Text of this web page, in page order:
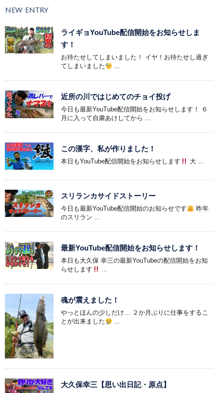
NEW ENTRY
ライギョYouTube配信開始をお知らせしま
す！
お待たせしてしまいました！ イヤ！お待たせし過ぎ
てしまいました
...
近所の川ではじめてのチョイ投げ
今日も最新YouTube配信開始をお知らせします！ ６
月に入って自粛あけしてから ...
この漢字、私が作りました！
本日もYouTube配信開始をお知らせします 大 ...
スリランカサイドストーリー
今日も最新YouTube配信開始のお知らせです
昨年
のスリラン ...
最新YouTube配信開始をお知らせします！
本日も大久保 幸三の最新YouTubeの配信開始をお知
らせします
...
魂が震えました！
やっとほんの少しだけ… ２か月ぶりに仕事をするこ
とが出来ました
...
大久保幸三【思い出日記・原点】